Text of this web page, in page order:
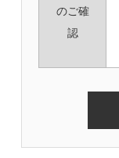
のご確
認